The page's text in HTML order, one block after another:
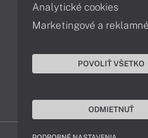
Kontakty
Servisné oddelenie
Objednanie
Analytické cookies
Marketingové a
POVOLIŤ VŠETKO
ODMIETNUŤ